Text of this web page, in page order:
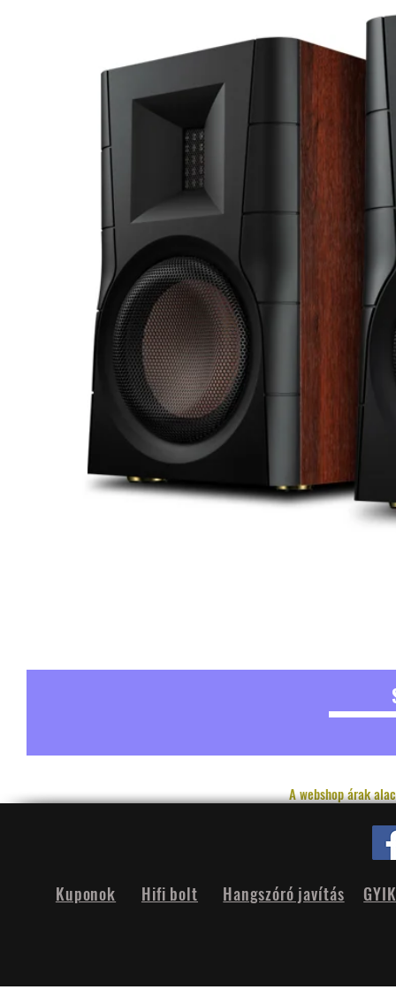
A webshop árak
Hifi bolt
Kuponok Hangszóró javítás GYIK